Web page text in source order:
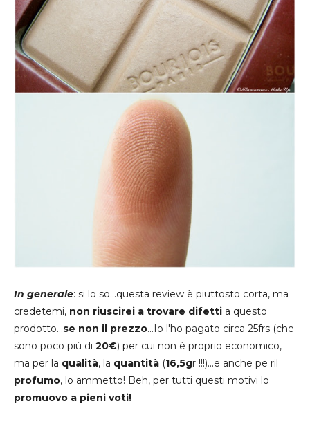
In generale: si lo so...questa review è piuttosto corta, ma
credetemi, non riuscirei a trovare difetti a questo
prodotto...se non il prezzo...Io l'ho pagato circa 25frs (che
sono poco più di 20€) per cui non è proprio economico,
ma per la qualità, la quantità (16,5gr !!!)...e anche pe ril
profumo, lo ammetto! Beh, per tutti questi motivi lo
promuovo a pieni voti!